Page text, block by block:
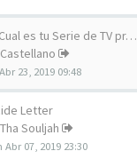
es tu Serie de TV pr…
Castellano
23, 2019 09:48
Letter
Tha Souljah
Abr 07, 2019 23:30